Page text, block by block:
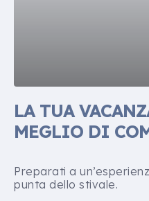
LA TUA
MEGLIO DI
Preparati a
punta dello stivale.